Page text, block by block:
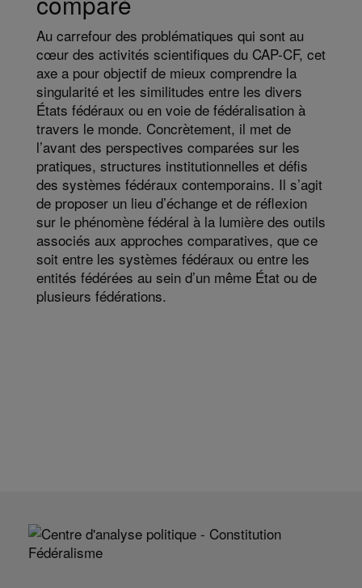
Au carrefour des problématiques qui sont au
cœur des activités scientifiques du CAP-CF, cet
axe a pour objectif de mieux comprendre la
singularité et les similitudes entre les divers
États fédéraux ou en voie de fédéralisation à
travers le monde. Concrètement, il met de
l’avant des perspectives comparées sur les
pratiques, structures institutionnelles et défis
des systèmes fédéraux contemporains. Il s’agit
de proposer un lieu d’échange et de réflexion
sur le phénomène fédéral à la lumière des outils
associés aux approches comparatives, que ce
soit entre les systèmes fédéraux ou entre les
entités fédérées au sein d’un même État ou de
plusieurs fédérations.